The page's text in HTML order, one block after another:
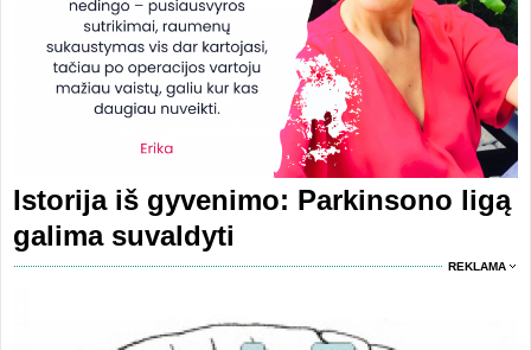
Istorija iš gyvenimo: Parkinsono ligą
galima suvaldyti
REKLAMA